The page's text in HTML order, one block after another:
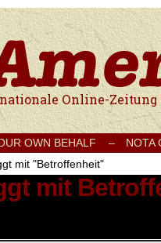
Onlinezeitung für Frieden,
OWN BEHALF –
NOTA
mit "Betroffenheit"
mit